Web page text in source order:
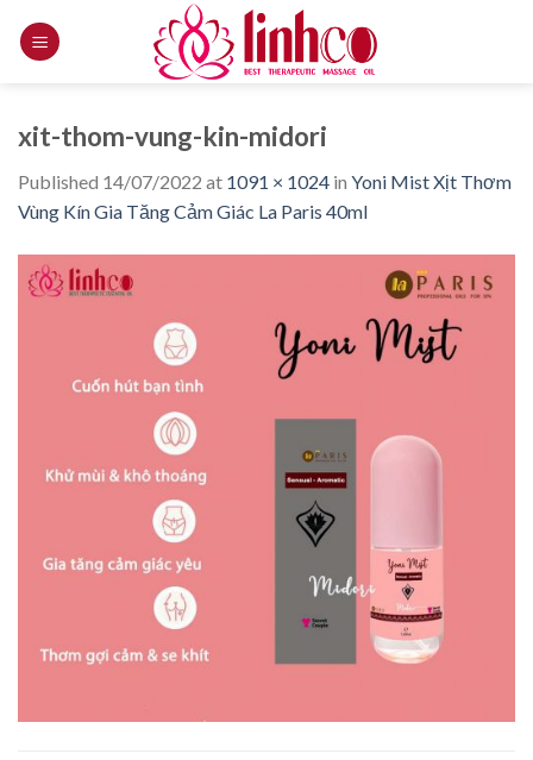
xit-thom-vung-kin-midori
Published 14/07/2022 at 1091 × 1024 in Yoni Mist Xịt Thơm
Vùng Kín Gia Tăng Cảm Giác La Paris 40ml